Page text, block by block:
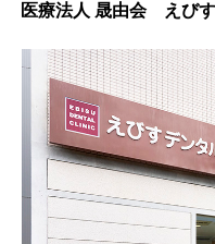
医療法人 晟由会 えび